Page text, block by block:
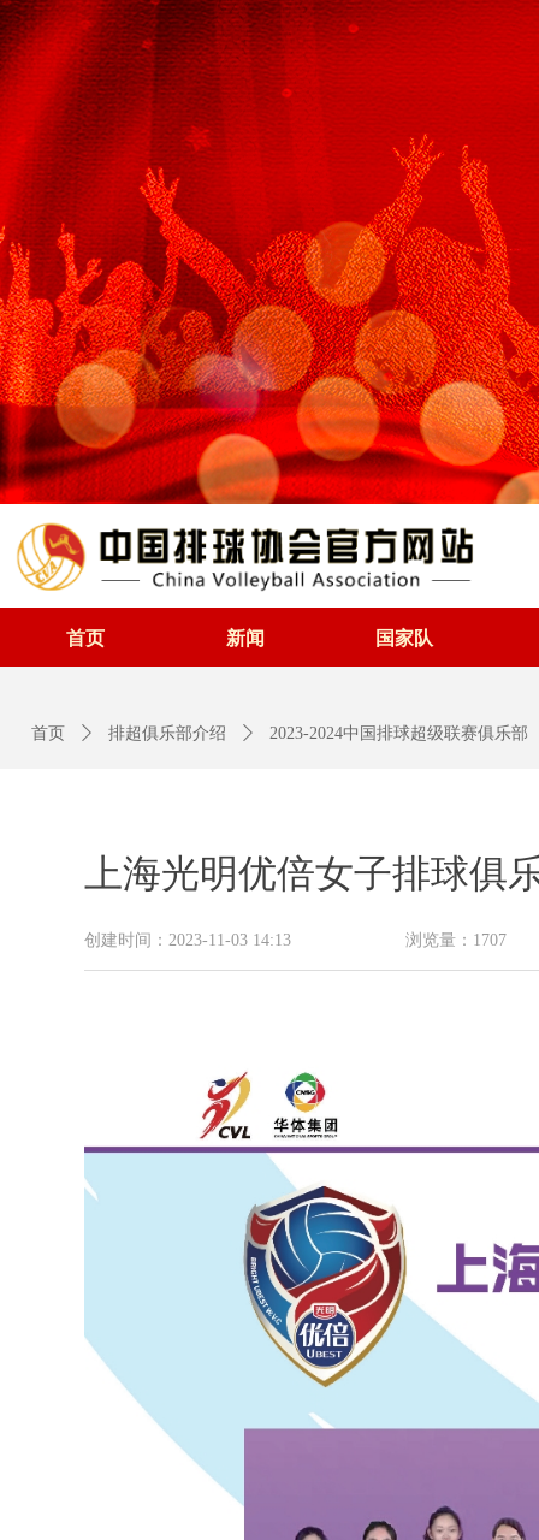
首页 新闻 国家队
上海光明优倍女子排球俱
创建时间： 2023-11-03 14:13 浏览量： 1707
首页 ꄲ 排超俱乐部介绍 ꄲ 2023-2024中国排球超级联赛俱乐部